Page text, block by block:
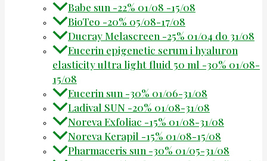
Babe sun -22% 01/08 -15/08
BioTeo -20% 05/08-17/08
Ducray Melascreen -25% 01/04 do 31/08
Eucerin epigenetic serum i hyaluron
elasticity ultra light fluid 50 ml -30% 01/08-
15/08
Eucerin sun -30% 01/06-31/08
Ladival SUN -20% 01/08-31/08
Noreva Exfoliac -15% 01/08-31/08
Noreva Kerapil -15% 01/08-15/08
Pharmaceris sun -30% 01/05-31/08